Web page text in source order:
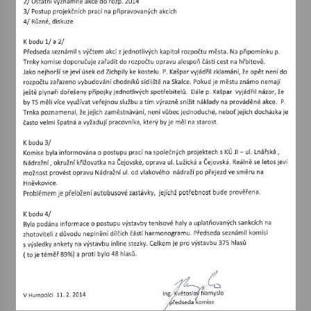
Letní koncerty ve Stromovce: Rufus Miller
22. 7. 2026
Vysočinka
17. 7. 2026
14. 7. 2026
Za kulturou kousek za Humpolec. V Želivě ožije
odkaz Josefa Čapka
13. 7. 2026